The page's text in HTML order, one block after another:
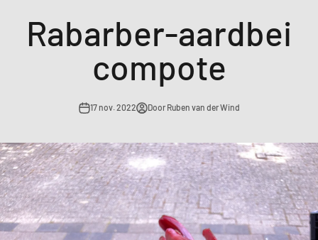
Rabarber-aardbei
compote
17 nov. 2022 Door Ruben van der Wind